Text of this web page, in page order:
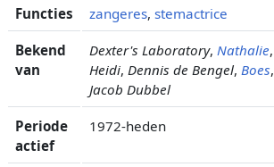
Functies zangeres, stemactrice
Bekend
van
Dexter's Laboratory, Nathalie,
Heidi, Dennis de Bengel, Boes,
Jacob Dubbel
Periode
actief
1972-heden